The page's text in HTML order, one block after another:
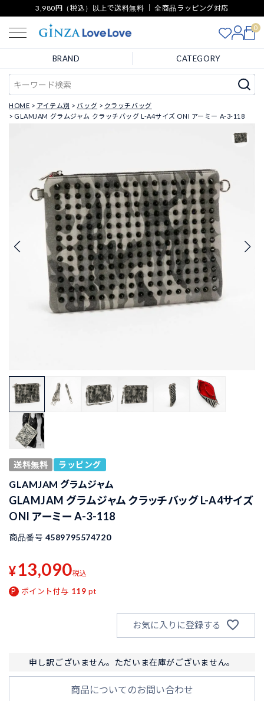
3,980円（税込）以上で送料無料 ｜ 全商品ラッピング対応
0
BRAND CATEGORY
HOME アイテム別 バッグ
クラッチバッグ
GLAMJAM グラムジャム クラッチバッグ L-A4サイズ ONI アーミー A-3-118
送料無料 ラッピング
GLAMJAM グラムジャム
GLAMJAM グラムジャム クラッチバッグ L-A4サイズ
ONI アーミー A-3-118
商品番号 4589795574720
¥13,090税込
ポイント付与 119 pt
お気に入りに登録する
申し訳ございません。ただいま在庫がございません。
商品についてのお問い合わせ